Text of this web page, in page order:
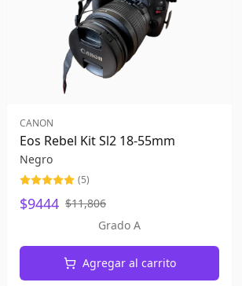
CANON
Eos Rebel Kit Sl2 18-55mm
Negro
(5)
$9444 $11,806
Grado A
Agregar al carrito